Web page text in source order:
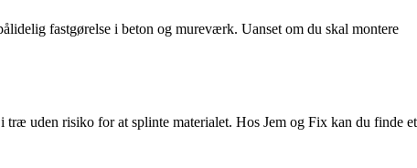
fastgørelse i beton og mureværk. Uanset om du skal montere
uden risiko for at splinte materialet. Hos Jem og Fix kan du finde et